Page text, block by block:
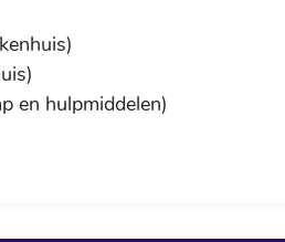
en hulpmiddelen)